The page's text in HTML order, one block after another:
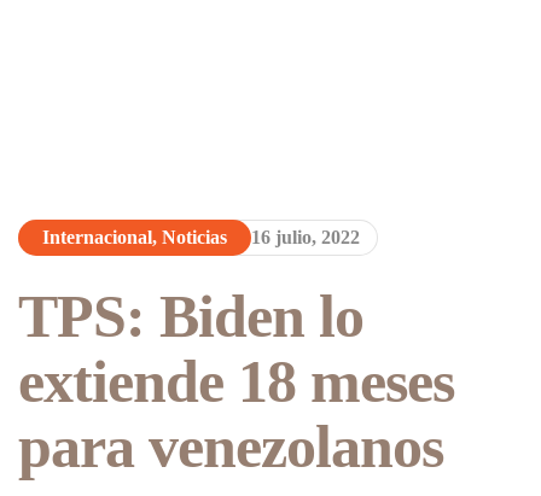
Internacional, Noticias 16 julio, 2022
TPS: Biden lo
extiende 18 meses
para venezolanos